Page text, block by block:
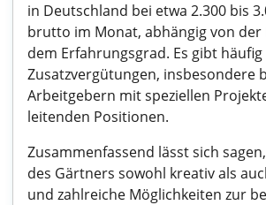
in Deutschland bei etwa 2.300 bis
brutto im Monat, abhängig von der
dem Erfahrungsgrad. Es gibt häufig
Zusatzvergütungen, insbesondere
Arbeitgebern mit speziellen
leitenden Positionen.
Zusammenfassend lässt sich
des Gärtners sowohl kreativ als
und zahlreiche Möglichkeiten zur